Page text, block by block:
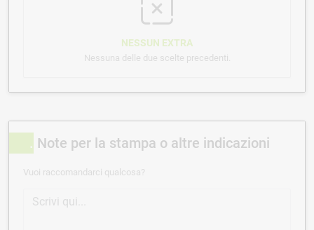
NESSUN EXTRA
Nessuna delle due scelte precedenti.
Note per la stampa o altre indicazioni
Vuoi raccomandarci qualcosa?